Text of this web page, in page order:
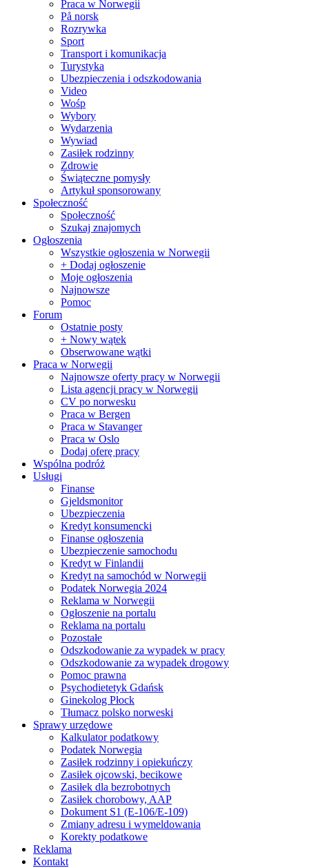
Praca w Norwegii
På norsk
Rozrywka
Sport
Transport i komunikacja
Turystyka
Ubezpieczenia i odszkodowania
Video
Wośp
Wybory
Wydarzenia
Wywiad
Zasiłek rodzinny
Zdrowie
Świąteczne pomysły
Artykuł sponsorowany
Społeczność
Społeczność
Szukaj znajomych
Ogłoszenia
Wszystkie ogłoszenia w Norwegii
+ Dodaj ogłoszenie
Moje ogłoszenia
Najnowsze
Pomoc
Forum
Ostatnie posty
+ Nowy wątek
Obserwowane wątki
Praca w Norwegii
Najnowsze oferty pracy w Norwegii
Lista agencji pracy w Norwegii
CV po norwesku
Praca w Bergen
Praca w Stavanger
Praca w Oslo
Dodaj oferę pracy
Wspólna podróż
Usługi
Finanse
Gjeldsmonitor
Ubezpieczenia
Kredyt konsumencki
Finanse ogłoszenia
Ubezpieczenie samochodu
Kredyt w Finlandii
Kredyt na samochód w Norwegii
Podatek Norwegia 2024
Reklama w Norwegii
Ogłoszenie na portalu
Reklama na portalu
Pozostałe
Odszkodowanie za wypadek w pracy
Odszkodowanie za wypadek drogowy
Pomoc prawna
Psychodietetyk Gdańsk
Ginekolog Płock
Tłumacz polsko norweski
Sprawy urzędowe
Kalkulator podatkowy
Podatek Norwegia
Zasiłek rodzinny i opiekuńczy
Zasiłek ojcowski, becikowe
Zasiłek dla bezrobotnych
Zasiłek chorobowy, AAP
Dokument S1 (E-106/E-109)
Zmiany adresu i wymeldowania
Korekty podatkowe
Reklama
Kontakt